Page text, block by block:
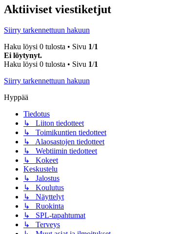
Aktiiviset viestiketjut
Siirry tarkennettuun hakuun
Haku löysi 0 tulosta • Sivu 1/1
Ei löytynyt.
Haku löysi 0 tulosta • Sivu 1/1
Siirry tarkennettuun hakuun
Hyppää
Tiedotus
↳ Liiton tiedotteet
↳ Toimikuntien tiedotteet
↳ Alaosastojen tiedotteet
↳ Webtiimin tiedotteet
↳ Kokeet
Keskustelu
↳ Jalostus
↳ Koulutus
↳ Näyttelyt
↳ Ruokinta
↳ SPL-tapahtumat
↳ Terveys